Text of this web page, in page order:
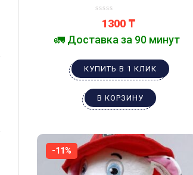
1300 ₸
🚛 Доставка за 90 минут
КУПИТЬ В 1 КЛИК
В КОРЗИНУ
-11%